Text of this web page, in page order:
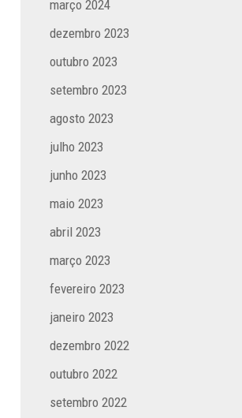
março 2024
dezembro 2023
outubro 2023
setembro 2023
agosto 2023
julho 2023
junho 2023
maio 2023
abril 2023
março 2023
fevereiro 2023
janeiro 2023
dezembro 2022
outubro 2022
setembro 2022